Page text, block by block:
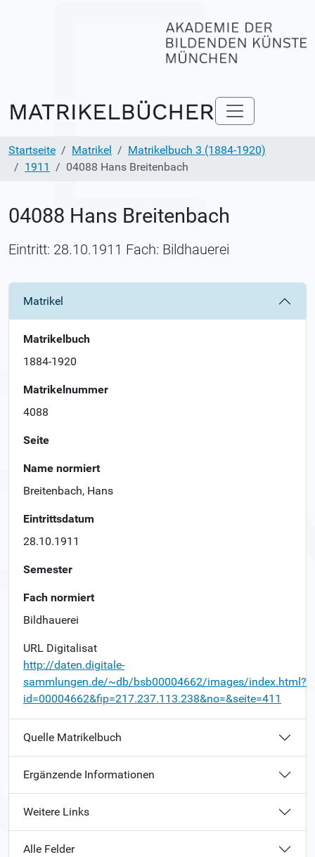
Startseite Matrikel
Matrikelbuch 3 (1884-1920)
1911
04088 Hans Breitenbach
04088 Hans Breitenbach
Eintritt: 28.10.1911 Fach: Bildhauerei
Matrikel
Matrikelbuch
1884-1920
Matrikelnummer
4088
Seite
Name normiert
Breitenbach, Hans
Eintrittsdatum
28.10.1911
Semester
Fach normiert
Bildhauerei
URL Digitalisat
http://daten.digitale-
sammlungen.de/~db/bsb00004662/images/index.html?
id=00004662&fip=217.237.113.238&no=&seite=411
Quelle Matrikelbuch
Ergänzende Informationen
Weitere Links
Alle Felder